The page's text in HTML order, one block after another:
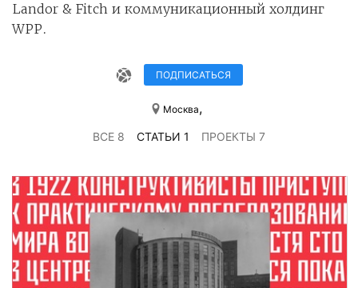
Landor & Fitch и коммуникационный холдинг
WPP.
ПОДПИСАТЬСЯ
Москва,
ВСЕ 8 СТАТЬИ 1 ПРОЕКТЫ 7